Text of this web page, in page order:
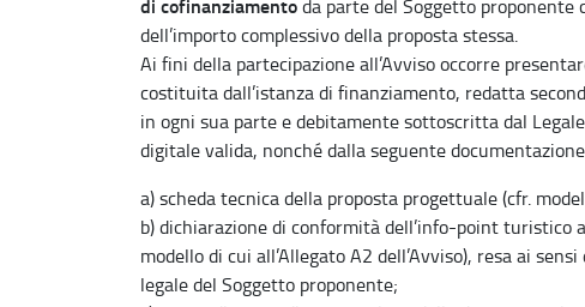
da parte del Soggetto proponente
dell’importo complessivo della proposta stessa.
Ai fini della partecipazione all’Avviso occorre
costituita dall’istanza di finanziamento, redatta
in ogni sua parte e debitamente sottoscritta dal
digitale valida, nonché dalla seguente
a) scheda tecnica della proposta progettuale (cfr.
b) dichiarazione di conformità dell’info-point turistico
modello di cui all’Allegato A2 dell’Avviso), resa ai
legale del Soggetto proponente;